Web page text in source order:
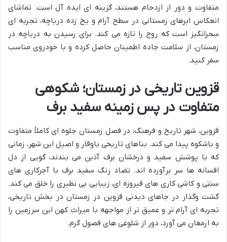
متفاوت و دور از ازدحام هستند، گزینه ای ایده آل است. تماشای
انعکاس ابرهای زمستانی در سطح آرام و یخ زده دریاچه، تجربه ای
سحرانگیز است که روح را تازه می کند. برای رسیدن به دریاچه در
زمستان، از سلامت جاده اطمینان حاصل کرده و با خودروی مناسب
سفر کنید.
قزوین تاریخی در زمستان؛ شکوهی
متفاوت در پس زمینه سفید برف
قزوین، شهر تاریخ و فرهنگ، در فصل زمستان جلوه ای کاملاً متفاوت
و باشکوه پیدا می کند. بناهای تاریخی باوقار و اصیل این شهر، زمانی
که با پوشش سفید و درخشان برف آذین می بندند، گویی از دل
افسانه ها سر برآورده اند. تضاد رنگ سفید برف با آجرکاری های
سنتی و کاشی کاری های فیروزه ای، زیبایی بی نظیری را خلق می کند.
گشت وگذار در جاهای دیدنی قزوین در زمستان در بخش تاریخی،
تجربه ای آرام تر و عمیق تر از مواجهه با میراث کهن این سرزمین را
به ارمغان می آورد، دور از شلوغی های فصول گرم.